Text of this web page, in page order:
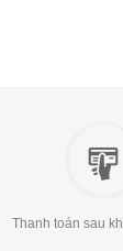
Thanh toán sau